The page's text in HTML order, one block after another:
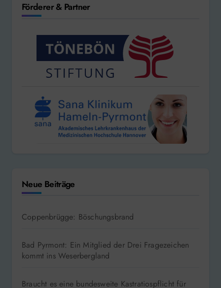
Förderer & Partner
Neue Beiträge
Coppenbrügge: Böschungsbrand
Bad Pyrmont: Ein Mitglied der Drei Fragezeichen
kommt ins Weserbergland
Braucht es eine bundesweite Kastratiospflicht für